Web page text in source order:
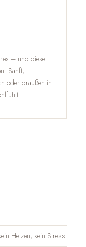
– und diese
Sanft,
oder draußen in
Hetzen, kein Stress